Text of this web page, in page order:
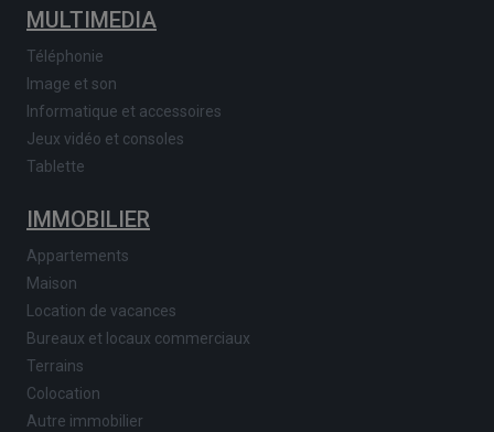
MULTIMEDIA
Téléphonie
Image et son
Informatique et accessoires
Jeux vidéo et consoles
Tablette
IMMOBILIER
Appartements
Maison
Location de vacances
Bureaux et locaux commerciaux
Terrains
Colocation
Autre immobilier